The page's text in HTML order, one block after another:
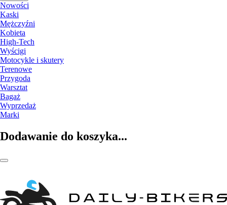
Nowości
Kaski
Mężczyźni
Kobieta
High-Tech
Wyścigi
Motocykle i skutery
Terenowe
Przygoda
Warsztat
Bagaż
Wyprzedaż
Marki
Dodawanie do koszyka...